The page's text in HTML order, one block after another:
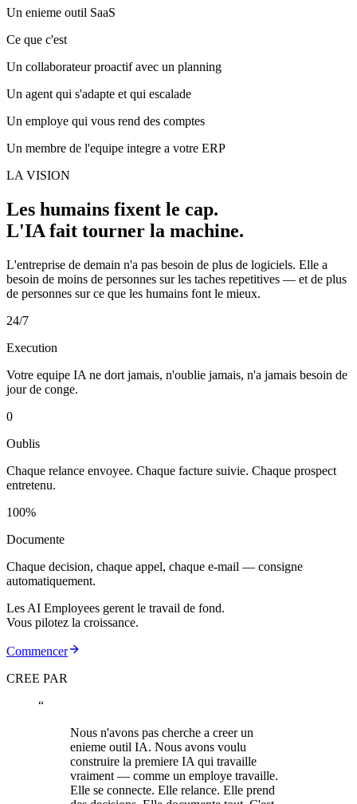
Un enieme outil SaaS
Ce que c'est
Un collaborateur proactif avec un planning
Un agent qui s'adapte et qui escalade
Un employe qui vous rend des comptes
Un membre de l'equipe integre a votre ERP
LA VISION
Les humains fixent le cap.
L'IA fait tourner la machine.
L'entreprise de demain n'a pas besoin de plus de logiciels. Elle a
besoin de moins de personnes sur les taches repetitives — et de plus
de personnes sur ce que les humains font le mieux.
24/7
Execution
Votre equipe IA ne dort jamais, n'oublie jamais, n'a jamais besoin de
jour de conge.
0
Oublis
Chaque relance envoyee. Chaque facture suivie. Chaque prospect
entretenu.
100%
Documente
Chaque decision, chaque appel, chaque e-mail — consigne
automatiquement.
Les AI Employees gerent le travail de fond.
Vous pilotez la croissance.
Commencer
CREE PAR
“
Nous n'avons pas cherche a creer un
enieme outil IA. Nous avons voulu
construire la premiere IA qui travaille
vraiment — comme un employe travaille.
Elle se connecte. Elle relance. Elle prend